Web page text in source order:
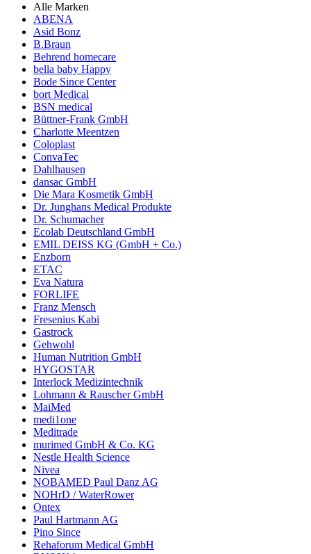
Alle Marken
ABENA
Asid Bonz
B.Braun
Behrend homecare
bella baby Happy
Bode Since Center
bort Medical
BSN medical
Büttner-Frank GmbH
Charlotte Meentzen
Coloplast
ConvaTec
Dahlhausen
dansac GmbH
Die Mara Kosmetik GmbH
Dr. Junghans Medical Produkte
Dr. Schumacher
Ecolab Deutschland GmbH
EMIL DEISS KG (GmbH + Co.)
Enzborn
ETAC
Eva Natura
FORLIFE
Franz Mensch
Fresenius Kabi
Gastrock
Gehwohl
Human Nutrition GmbH
HYGOSTAR
Interlock Medizintechnik
Lohmann & Rauscher GmbH
MaiMed
medi1one
Meditrade
murimed GmbH & Co. KG
Nestle Health Science
Nivea
NOBAMED Paul Danz AG
NOHrD / WaterRower
Ontex
Paul Hartmann AG
Pino Since
Rehaforum Medical GmbH